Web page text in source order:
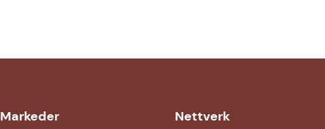
Markeder Nettverk